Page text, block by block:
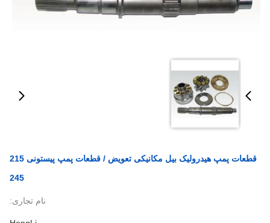
قطعات پمپ هیدرولیک بیل مکانیکی تعویض / قطعات پمپ پیستونی 215
245
نام تجاری: